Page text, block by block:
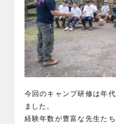
今回のキャンプ研修は年
ました。
経験年数が豊富な先生た